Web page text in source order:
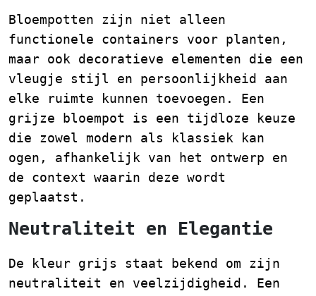
Bloempotten zijn niet alleen
functionele containers voor planten,
maar ook decoratieve elementen die een
vleugje stijl en persoonlijkheid aan
elke ruimte kunnen toevoegen. Een
grijze bloempot is een tijdloze keuze
die zowel modern als klassiek kan
ogen, afhankelijk van het ontwerp en
de context waarin deze wordt
geplaatst.
Neutraliteit en Elegantie
De kleur grijs staat bekend om zijn
neutraliteit en veelzijdigheid. Een